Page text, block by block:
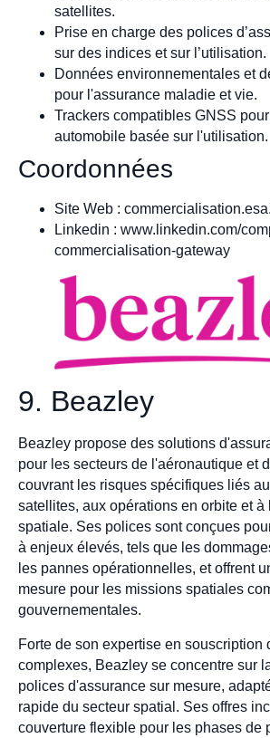
satellites.
Prise en charge des polices
sur des indices et sur l’utilisation.
Données environnementales et
pour l'assurance maladie et vie.
Trackers compatibles GNSS
automobile basée sur l'utilisation.
Coordonnées
Site Web :
Linkedin : www.linkedin.com/
commercialisation-gateway
9. Beazley
Beazley propose des solutions
pour les secteurs de l'aéronautique et
couvrant les risques spécifiques liés
satellites, aux opérations en orbite et à
spatiale. Ses polices sont conçues
à enjeux élevés, tels que les
les pannes opérationnelles, et offrent
mesure pour les missions spatiales
gouvernementales.
Forte de son expertise en souscription
complexes, Beazley se concentre sur
polices d'assurance sur mesure,
rapide du secteur spatial. Ses offres
couverture flexible pour les phases de